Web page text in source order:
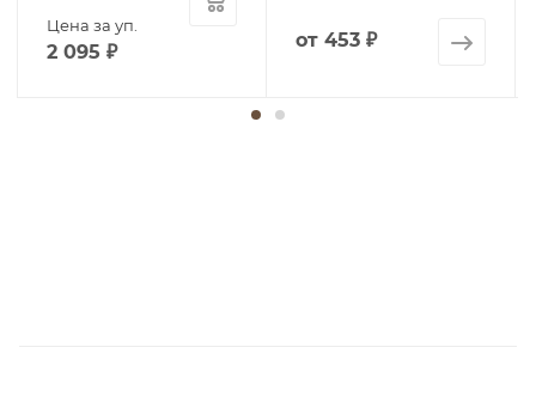
Цена за уп.
2 095 ₽
от 453 ₽